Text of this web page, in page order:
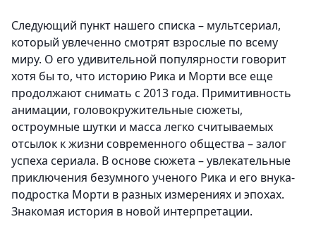
Следующий пункт нашего списка – мультсериал,
который увлеченно смотрят взрослые по всему
миру. О его удивительной популярности говорит
хотя бы то, что историю Рика и Морти все еще
продолжают снимать с 2013 года. Примитивность
анимации, головокружительные сюжеты,
остроумные шутки и масса легко считываемых
отсылок к жизни современного общества – залог
успеха сериала. В основе сюжета – увлекательные
приключения безумного ученого Рика и его внука-
подростка Морти в разных измерениях и эпохах.
Знакомая история в новой интерпретации.